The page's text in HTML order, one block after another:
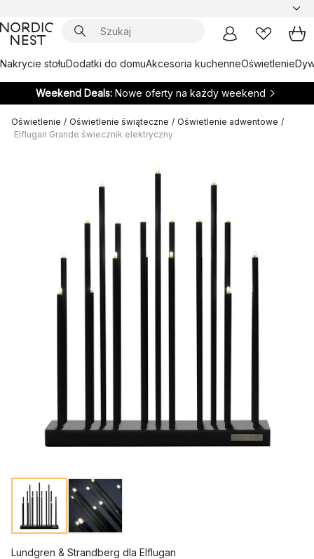
Nakrycie stołuDodatki do domuAkcesoria kuchenneOświetlenie
Weekend Deals: Nowe oferty na każdy weekend
Oświetlenie / Oświetlenie świąteczne / Oświetlenie adwentowe /
Elflugan Grande świecznik elektryczny
Lundgren & Strandberg dla Elflugan